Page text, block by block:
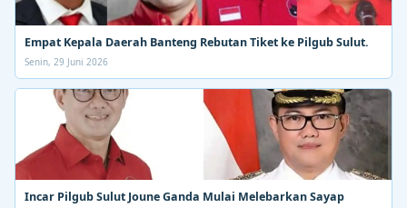
Empat Kepala Daerah Banteng Rebutan Tiket ke Pilgub Sulut.
Senin, 29 Juni 2026
Incar Pilgub Sulut Joune Ganda Mulai Melebarkan Sayap